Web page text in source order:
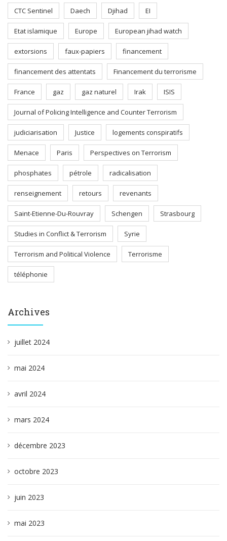
CTC Sentinel Daech Djihad EI
Etat islamique Europe European jihad watch
extorsions faux-papiers financement
financement des attentats Financement du terrorisme
France gaz gaz naturel Irak ISIS
Journal of Policing Intelligence and Counter Terrorism
judiciarisation Justice logements conspiratifs
Menace Paris Perspectives on Terrorism
phosphates pétrole radicalisation
renseignement retours revenants
Saint-Etienne-Du-Rouvray Schengen Strasbourg
Studies in Conflict & Terrorism Syrie
Terrorism and Political Violence Terrorisme
téléphonie
Archives
juillet 2024
mai 2024
avril 2024
mars 2024
décembre 2023
octobre 2023
juin 2023
mai 2023